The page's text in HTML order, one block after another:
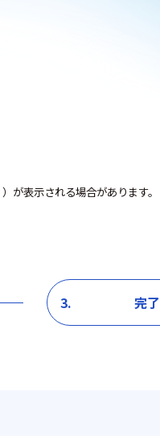
）が表示される場合があります。
3. 完了